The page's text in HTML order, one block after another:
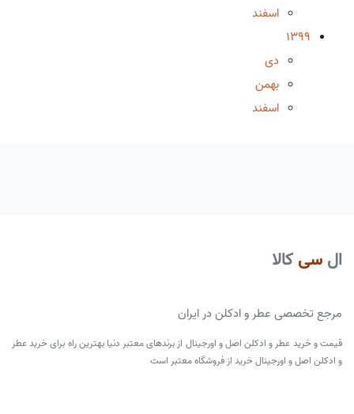
اسفند
1399
دی
بهمن
اسفند
ال سی کالا
مرجع تخصصی عطر و ادکلن در ایران
قیمت و خرید عطر و ادکلن اصل و اورجینال از برندهای معتبر دنیا بهترین راه برای خرید عطر
و ادکلن اصل و اورجینال خرید از فروشگاه معتبر است